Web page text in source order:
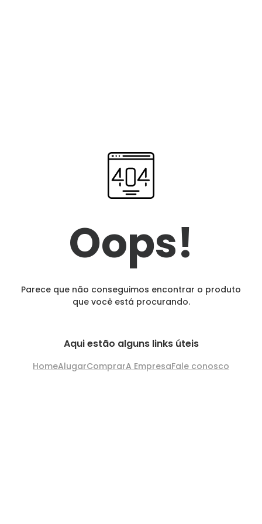
Oops!
Parece que não conseguimos encontrar o produto
que você está procurando.
Aqui estão alguns links úteis
HomeAlugarComprarA EmpresaFale conosco